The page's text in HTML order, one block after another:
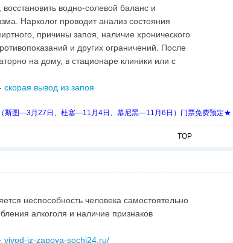
водно-солевой баланс и
Нарколог проводит анализ состояния
причины запоя, наличие хронического
и других ограничений. После
на дому, в стационаре клиники или с
скорая вывод из запоя
斯图—3月27日、杜塞—11月4日、慕尼黑—11月6日）门票免费预定★
TOP
неспособность человека самостоятельно
алкоголя и наличие признаков
vivod-iz-zapoya-sochi24.ru/